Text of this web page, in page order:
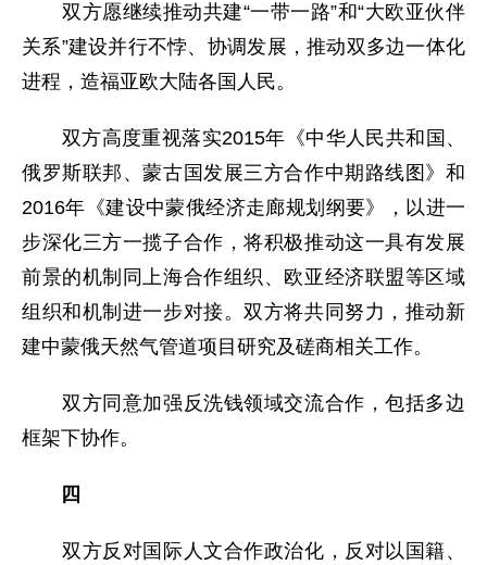
双方愿继续推动共建“一带一路”和“大欧亚伙伴
关系”建设并行不悖、协调发展，推动双多边一体化
进程，造福亚欧大陆各国人民。
双方高度重视落实2015年《中华人民共和国、
俄罗斯联邦、蒙古国发展三方合作中期路线图》和
2016年《建设中蒙俄经济走廊规划纲要》，以进一
步深化三方一揽子合作，将积极推动这一具有发展
前景的机制同上海合作组织、欧亚经济联盟等区域
组织和机制进一步对接。双方将共同努力，推动新
建中蒙俄天然气管道项目研究及磋商相关工作。
双方同意加强反洗钱领域交流合作，包括多边
框架下协作。
四
双方反对国际人文合作政治化，反对以国籍、